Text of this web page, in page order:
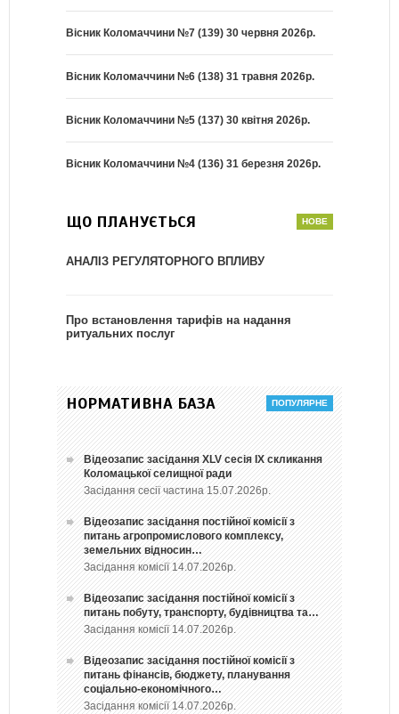
Вісник Коломаччини №7 (139) 30 червня 2026р.
Вісник Коломаччини №6 (138) 31 травня 2026р.
Вісник Коломаччини №5 (137) 30 квітня 2026р.
Вісник Коломаччини №4 (136) 31 березня 2026р.
ЩО ПЛАНУЄТЬСЯ
АНАЛІЗ РЕГУЛЯТОРНОГО ВПЛИВУ
Про встановлення тарифів на надання
ритуальних послуг
НОРМАТИВНА БАЗА
Відеозапис засідання ХLV сесія ІХ скликання
Коломацької селищної ради
Засідання сесії частина 15.07.2026р.
Відеозапис засідання постійної комісії з
питань агропромислового комплексу,
земельних відносин…
Засідання комісії 14.07.2026р.
Відеозапис засідання постійної комісії з
питань побуту, транспорту, будівництва та…
Засідання комісії 14.07.2026р.
Відеозапис засідання постійної комісії з
питань фінансів, бюджету, планування
соціально-економічного…
Засідання комісії 14.07.2026р.